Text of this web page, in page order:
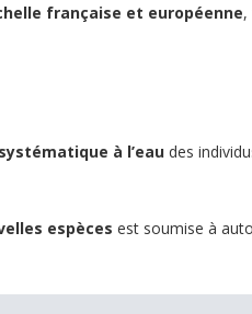
française et européenne
à l’eau des
espèces est soumise à